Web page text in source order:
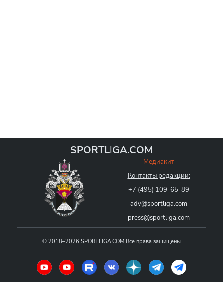
SPORTLIGA.COM
Медиакит
Контакты редакции:
+7 (495) 109-65-89
adv@sportliga.com
press@sportliga.com
© 2018–2026 SPORTLIGA.COM Все права защищены